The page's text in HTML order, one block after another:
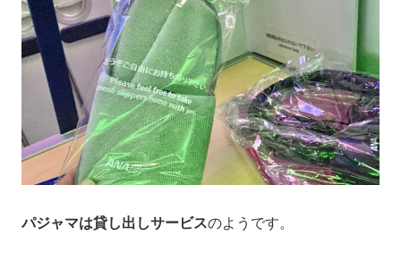
パジャマは貸し出しサービスのようです。